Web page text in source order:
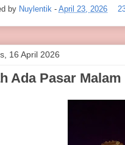
by Nuylentik - April 23, 2026
16 April 2026
Ada Pasar